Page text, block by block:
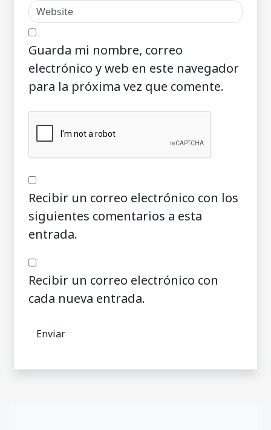
Guarda mi nombre, correo
electrónico y web en este navegador
para la próxima vez que comente.
Recibir un correo electrónico con los
siguientes comentarios a esta
entrada.
Recibir un correo electrónico con
cada nueva entrada.